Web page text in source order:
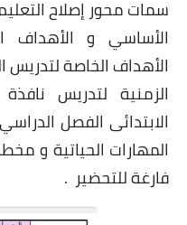
الأساسي و الأهداف
الأهداف الخاصة لتدريس
الزمنية لتدريس
الابتدائى الفصل
المهارات الحياتية و
فارغة للتحضير .